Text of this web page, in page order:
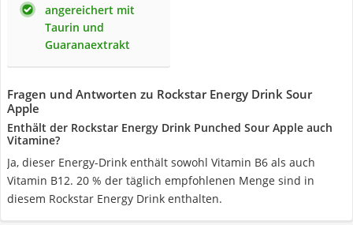
angereichert mit
Taurin und
Guaranaextrakt
Fragen und Antworten zu Rockstar Energy Drink Sour
Apple
Enthält der Rockstar Energy Drink Punched Sour Apple auch
Vitamine?
Ja, dieser Energy-Drink enthält sowohl Vitamin B6 als auch
Vitamin B12. 20 % der täglich empfohlenen Menge sind in
diesem Rockstar Energy Drink enthalten.